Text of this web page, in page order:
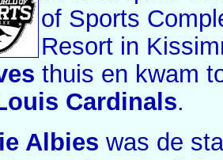
of Sports
Resort in
thuis en kwam
Cardinals.
Albies was de